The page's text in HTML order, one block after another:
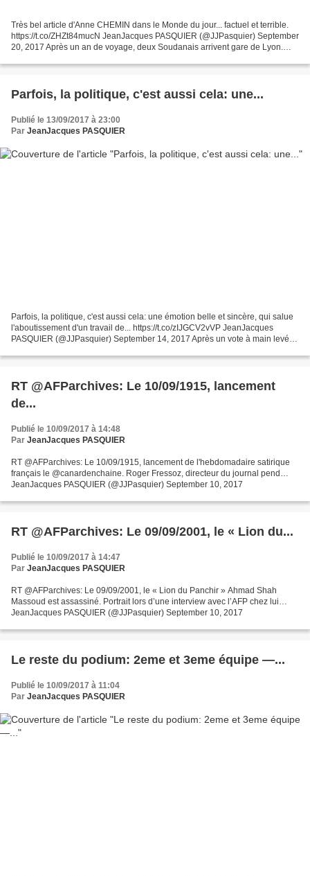
Très bel article d'Anne CHEMIN dans le Monde du jour... factuel et terrible.
https://t.co/ZHZt84mucN JeanJacques PASQUIER (@JJPasquier) September
20, 2017 Après un an de voyage, deux Soudanais arrivent gare de Lyon.
Parfois, la politique, c'est aussi cela: une...
Publié le 13/09/2017 à 23:00
Par JeanJacques PASQUIER
Parfois, la politique, c'est aussi cela: une émotion belle et sincère, qui salue
l'aboutissement d'un travail de... https://t.co/zIJGCV2vVP JeanJacques
PASQUIER (@JJPasquier) September 14, 2017 Après un vote à main levée,
RT @AFParchives: Le 10/09/1915, lancement
de...
Publié le 10/09/2017 à 14:48
Par JeanJacques PASQUIER
RT @AFParchives: Le 10/09/1915, lancement de l'hebdomadaire satirique
français le @canardenchaine. Roger Fressoz, directeur du journal pend…
JeanJacques PASQUIER (@JJPasquier) September 10, 2017
RT @AFParchives: Le 09/09/2001, le « Lion du...
Publié le 10/09/2017 à 14:47
Par JeanJacques PASQUIER
RT @AFParchives: Le 09/09/2001, le « Lion du Panchir » Ahmad Shah
Massoud est assassiné. Portrait lors d’une interview avec l’AFP chez lui…
JeanJacques PASQUIER (@JJPasquier) September 10, 2017
Le reste du podium: 2eme et 3eme équipe —...
Publié le 10/09/2017 à 11:04
Par JeanJacques PASQUIER